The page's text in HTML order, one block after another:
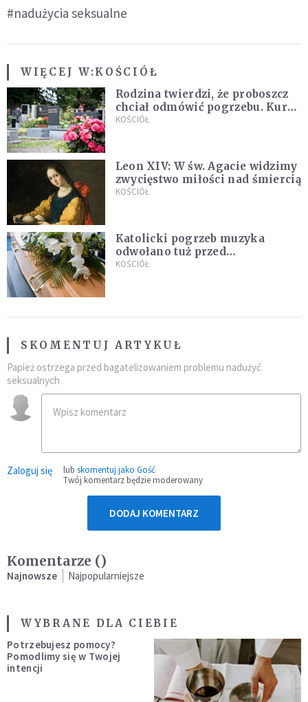
#nadużycia seksualne
WIĘCEJ W:KOŚCIÓŁ
Rodzina twierdzi, że proboszcz
chciał odmówić pogrzebu. Kuria
zapowiada wyjaśnienia
KOŚCIÓŁ
Leon XIV: W św. Agacie widzimy
zwycięstwo miłości nad śmiercią
KOŚCIÓŁ
Katolicki pogrzeb muzyka
odwołano tuż przed
uroczystością. Powodem była
KOŚCIÓŁ
SKOMENTUJ ARTYKUŁ
Papież ostrzega przed bagatelizowaniem problemu nadużyć
seksualnych
Zaloguj się lub skomentuj jako Gość
Twój komentarz będzie moderowany
DODAJ KOMENTARZ
Komentarze ()
Najnowsze Najpopularniejsze
WYBRANE DLA CIEBIE
Potrzebujesz pomocy?
Pomodlimy się w Twojej
intencji